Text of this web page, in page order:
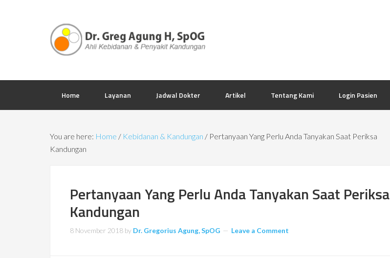
Home Layanan Jadwal Dokter Artikel Tentang Kami Login Pasien
You are here: Home / Kebidanan & Kandungan / Pertanyaan Yang Perlu Anda Tanyakan Saat Periksa
Kandungan
Pertanyaan Yang Perlu Anda Tanyakan Saat Periksa
Kandungan
8 November 2018 by Dr. Gregorius Agung, SpOG Leave a Comment